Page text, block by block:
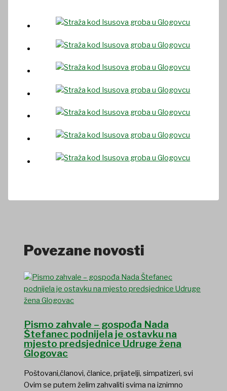
Povezane novosti
Pismo zahvale – gospođa Nada
Štefanec podnijela je ostavku na
mjesto predsjednice Udruge žena
Glogovac
Poštovani,članovi, članice, prijatelji, simpatizeri, svi
Ovim se putem želim zahvaliti svima na iznimno